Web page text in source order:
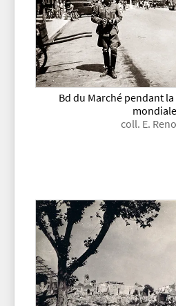
Bd du Marché pendant
mondiale
coll. E.